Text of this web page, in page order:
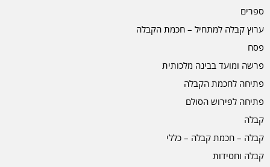
ספרים
ערוץ קבלה למתחיל – חכמת הקבלה
פסח
פרשה ומועד בבינה מלכותית
פתיחה לחכמת הקבלה
פתיחה לפירוש הסולם
קבלה
קבלה – חכמת קבלה – כללי
קבלה וחסידות